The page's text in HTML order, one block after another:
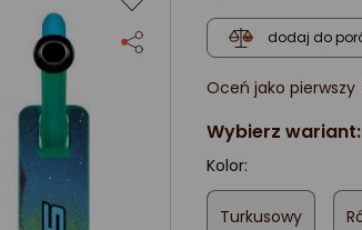
dodaj do
ocena
0/5
Oceń jako pierwszy
Wybierz wariant:
Kolor:
Turkusowy